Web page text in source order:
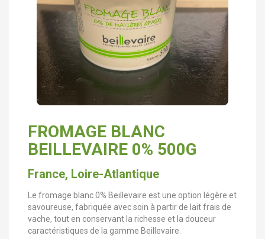
FROMAGE BLANC
BEILLEVAIRE 0% 500G
France, Loire-Atlantique
Le fromage blanc 0% Beillevaire est une option légère et
savoureuse, fabriquée avec soin à partir de lait frais de
vache, tout en conservant la richesse et la douceur
caractéristiques de la gamme Beillevaire.